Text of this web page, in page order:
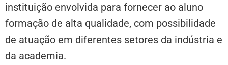
instituição envolvida para fornecer ao aluno
formação de alta qualidade, com possibilidade
de atuação em diferentes setores da indústria e
da academia.